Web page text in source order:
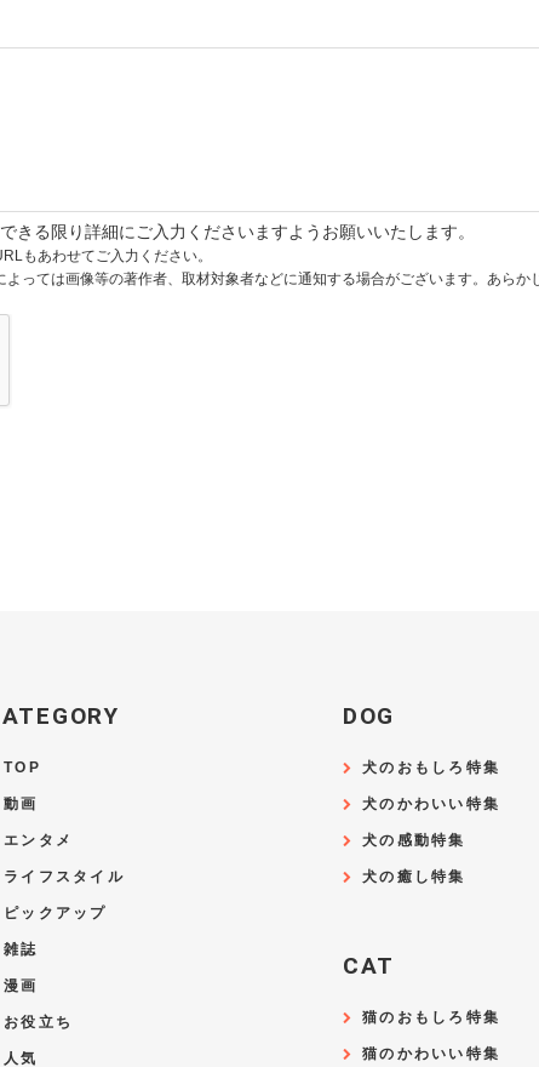
きる限り詳細にご入力くださいますようお願いいたします。
もあわせてご入力ください。
っては画像等の著作者、取材対象者などに通知する場合がございます。あらか
TOP
動画
エンタメ
ライフスタイル
ピックアップ
雑誌
漫画
お役立ち
人気
DOG
犬のおもしろ特集
犬のかわいい特集
犬の感動特集
犬の癒し特集
CAT
猫のおもしろ特集
猫のかわいい特集